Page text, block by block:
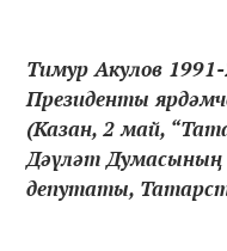
Тимур Акулов
Президенты
(Казан, 2 май,
Дәүләт
депутаты,